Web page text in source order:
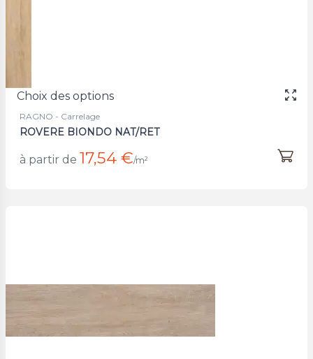
Choix des options
RAGNO - Carrelage
ROVERE BIONDO NAT/RET
à partir de 17,54 €/m²